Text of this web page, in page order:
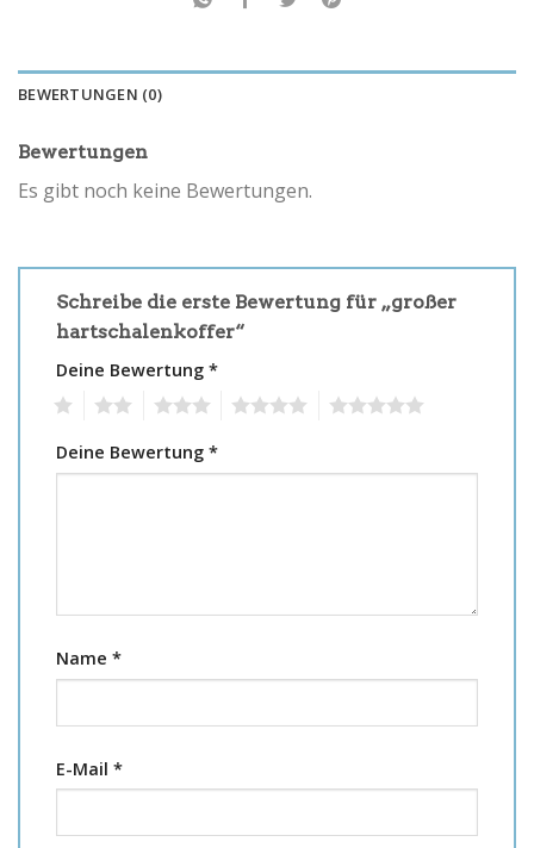
BEWERTUNGEN (0)
Bewertungen
Es gibt noch keine Bewertungen.
Schreibe die erste Bewertung für „großer
hartschalenkoffer“
Deine Bewertung *
Deine Bewertung *
Name *
E-Mail *